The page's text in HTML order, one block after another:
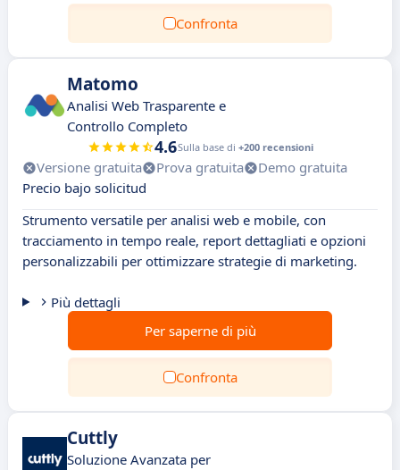
Confronta
Matomo
Analisi Web Trasparente e
Controllo Completo
4.6Sulla base di +200 recensioni
Versione gratuita Prova gratuita
Demo gratuita
Precio bajo solicitud
Strumento versatile per analisi web e mobile, con
tracciamento in tempo reale, report dettagliati e opzioni
personalizzabili per ottimizzare strategie di marketing.
Più dettagli
Per saperne di più
Confronta
Cuttly
Soluzione Avanzata per